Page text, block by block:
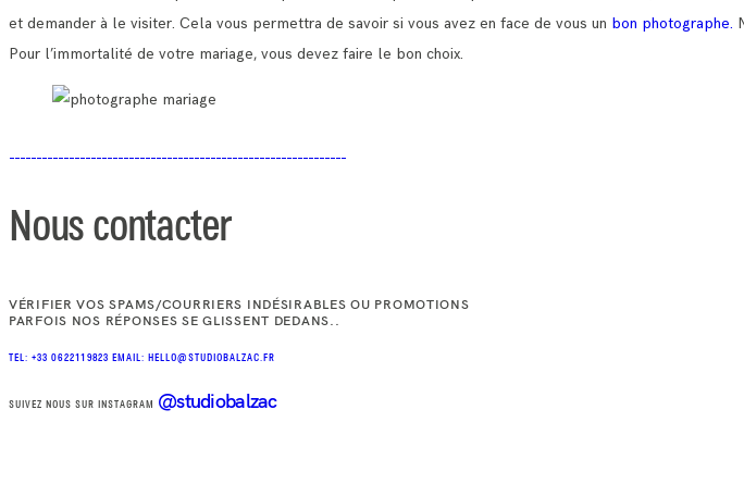
et demander à le visiter. Cela vous permettra de savoir si vous avez en face de vous un bon photographe.
Pour l’immortalité de votre mariage, vous devez faire le bon choix.
Nous contacter
VÉRIFIER VOS SPAMS/COURRIERS INDÉSIRABLES OU PROMOTIONS
PARFOIS NOS RÉPONSES SE GLISSENT DEDANS..
TEL: +33 0622119823 EMAIL: HELLO@STUDIOBALZAC.FR
SUIVEZ NOUS SUR INSTAGRAM @studiobalzac